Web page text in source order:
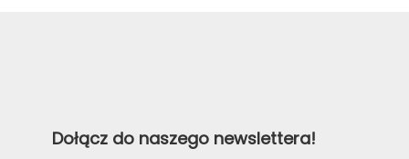
Dołącz do naszego newslettera!